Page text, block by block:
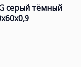
серый тёмный